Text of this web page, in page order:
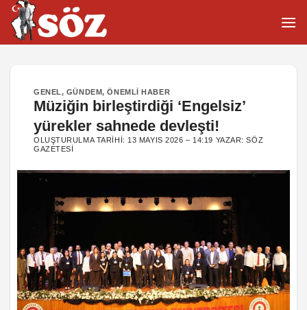
İçeriğe
atla
GENEL, GÜNDEM,ÖNEMLI HABER
Müziğin birleştirdiği ‘Engelsiz’
yürekler sahnede devleşti!
OLUŞTURULMA TARIHI: 13 MAYIS 2026 – 14:19 YAZAR:SÖZ
GAZETESI